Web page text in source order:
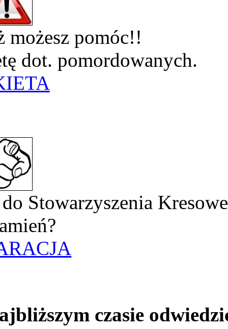
możesz pomóc!!
dot. pomordowanych.
Stowarzyszenia
czasie